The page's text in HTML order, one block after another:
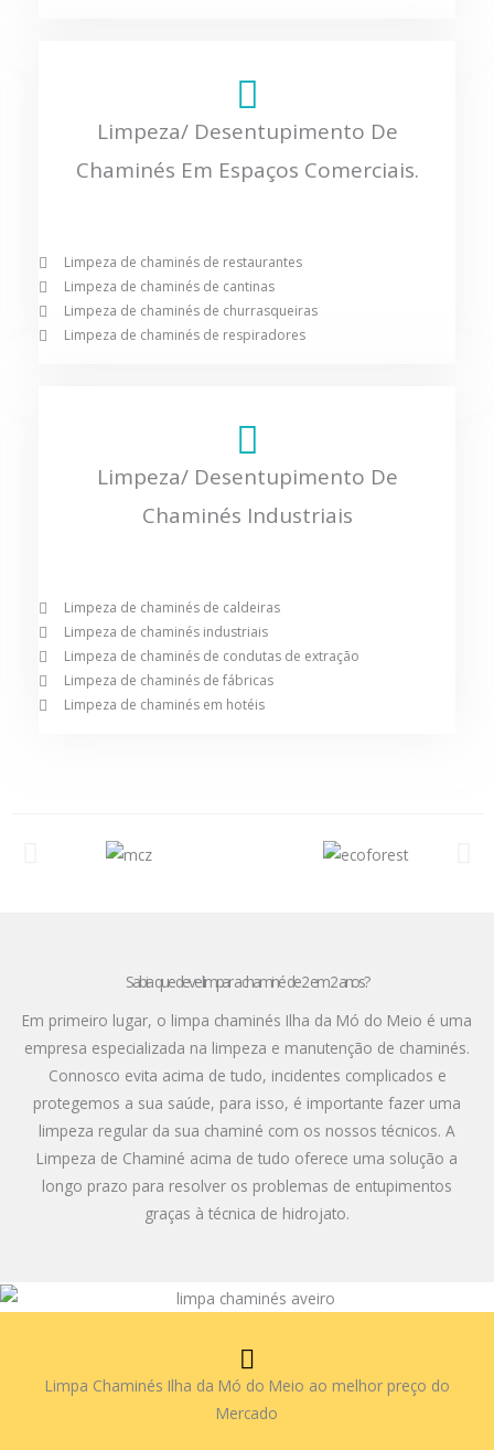
Limpeza/ Desentupimento De
Chaminés Em Espaços Comerciais.
Limpeza de chaminés de restaurantes
Limpeza de chaminés de cantinas
Limpeza de chaminés de churrasqueiras
Limpeza de chaminés de respiradores
Limpeza/ Desentupimento De
Chaminés Industriais
Limpeza de chaminés de caldeiras
Limpeza de chaminés industriais
Limpeza de chaminés de condutas de extração
Limpeza de chaminés de fábricas
Limpeza de chaminés em hotéis
Sabia que deve limpar a chaminé de 2 em 2 anos?
Em primeiro lugar, o limpa chaminés Ilha da Mó do Meio é uma
empresa especializada na limpeza e manutenção de chaminés.
Connosco evita acima de tudo, incidentes complicados e
protegemos a sua saúde, para isso, é importante fazer uma
limpeza regular da sua chaminé com os nossos técnicos. A
Limpeza de Chaminé acima de tudo oferece uma solução a
longo prazo para resolver os problemas de entupimentos
graças à técnica de hidrojato.
Limpa Chaminés Ilha da Mó do Meio ao melhor preço do
Mercado